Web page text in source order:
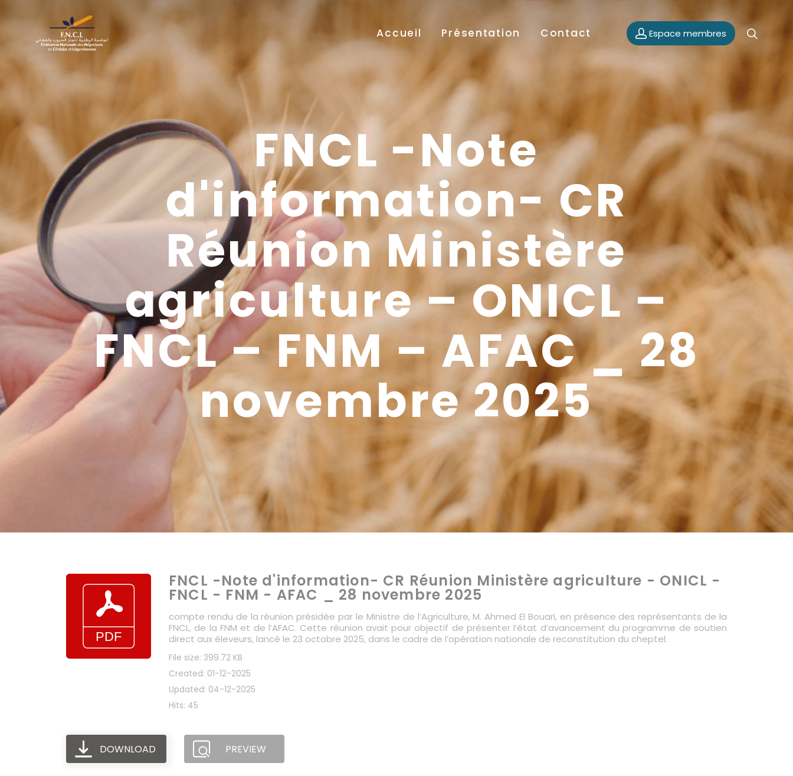
Accueil Présentation Contact Espace membres
FNCL -Note
d'information- CR
Réunion Ministère
agriculture – ONICL –
FNCL – FNM – AFAC _ 28
novembre 2025
FNCL -Note d'information- CR Réunion Ministère agriculture - ONICL -
FNCL - FNM - AFAC _ 28 novembre 2025
compte rendu de la réunion présidée par le Ministre de l’Agriculture, M. Ahmed El Bouari, en présence des représentants de la
FNCL, de la FNM et de l’AFAC. Cette réunion avait pour objectif de présenter l’état d’avancement du programme de soutien
direct aux éleveurs, lancé le 23 octobre 2025, dans le cadre de l’opération nationale de reconstitution du cheptel.
File size: 399.72 KB
Created: 01-12-2025
Updated: 04-12-2025
Hits: 45
DOWNLOAD PREVIEW